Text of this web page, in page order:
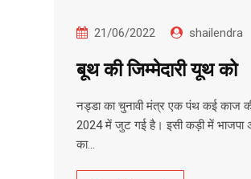
21/06/2022 shailendra
बूथ की जिम्मेदारी यूथ को
नड्डा का चुनावी मंत्र एक पंथ कई काज
2024 में जुट गई है। इसी कड़ी में भाजपा
का…